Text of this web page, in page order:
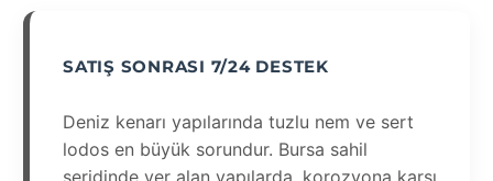
SATIŞ SONRASI 7/24 DESTEK
Deniz kenarı yapılarında tuzlu nem ve sert
lodos en büyük sorundur. Bursa sahil